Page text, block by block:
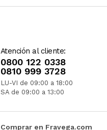
Atención al cliente:
0800 122 0338
0810 999 3728
LU-VI de 09:00 a 18:00
SA de 09:00 a 13:00
Comprar en Fravega.com